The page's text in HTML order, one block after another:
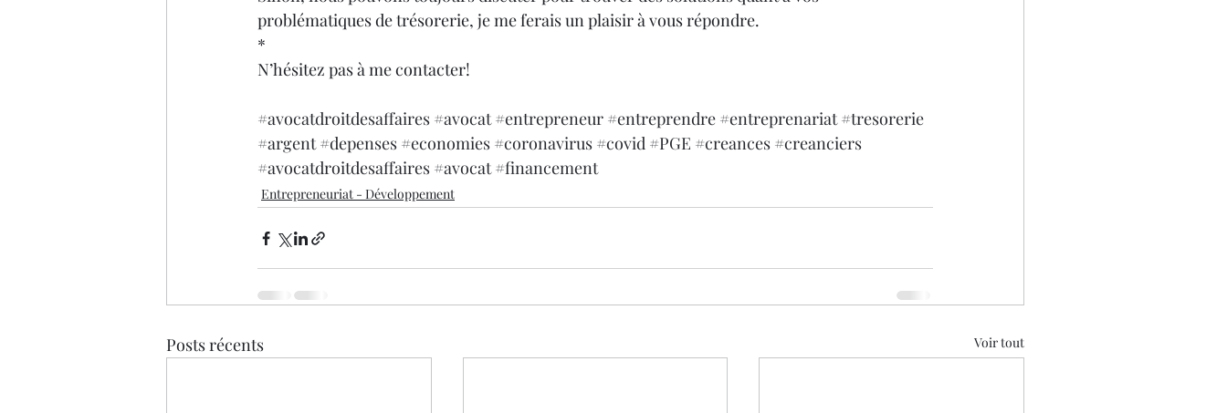
problématiques de trésorerie, je me ferais un plaisir à vous répondre.
*
N’hésitez pas à me contacter!
#avocatdroitdesaffaires #avocat #entrepreneur #entreprendre #entreprenariat #tresorerie
#argent #depenses #economies #coronavirus #covid #PGE #creances #creanciers
#avocatdroitdesaffaires #avocat #financement
Entrepreneuriat - Développement
Posts récents Voir tout